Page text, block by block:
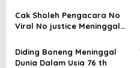
p
o
s
Kerja Hingga meninggal
Dunia, Kluarga Korban
Merasa Di abaikan
Cak Sholeh Pengacara No
Viral No justice Meninggal
Diding Boneng Meninggal
Dunia Dalam Usia 76 th